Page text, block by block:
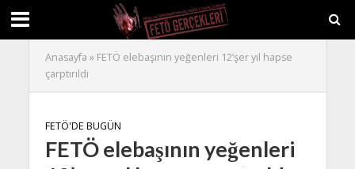
Anasayfa » FETÖ elebaşının yeğenleri 12’şer yıl hapse
çarptırıldı
FETÖ'DE BUGÜN
FETÖ elebaşının yeğenleri